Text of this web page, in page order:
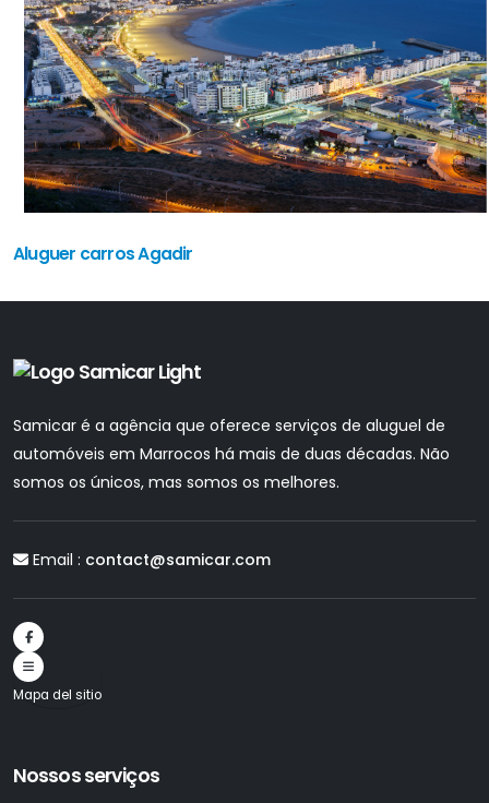
Aluguer carros Agadir
Samicar é a agência que oferece serviços de aluguel de
automóveis em Marrocos há mais de duas décadas. Não
somos os únicos, mas somos os melhores.
Email : contact@samicar.com
Mapa del sitio
Nossos serviços